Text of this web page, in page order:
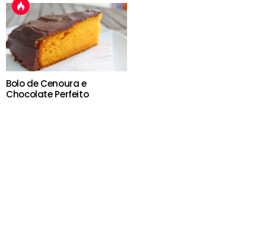
Bolo de Cenoura e
Chocolate Perfeito